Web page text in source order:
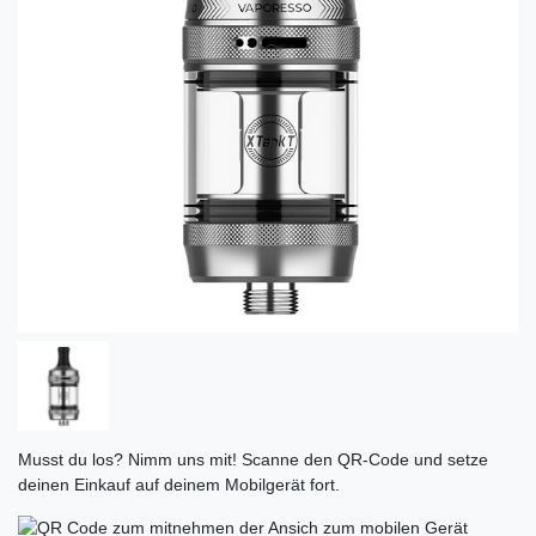
Musst du los? Nimm uns mit! Scanne den QR-Code und setze
deinen Einkauf auf deinem Mobilgerät fort.